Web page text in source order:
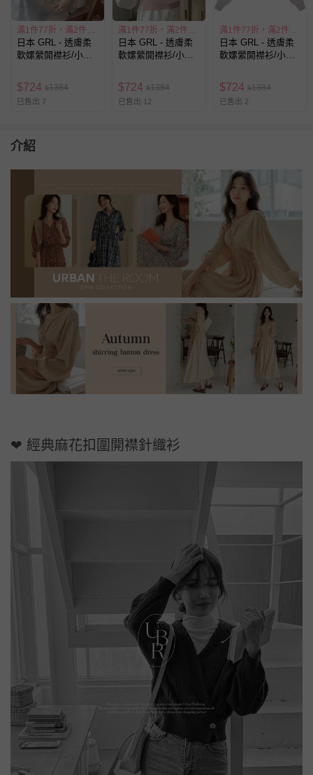
滿1件77折，滿2件55折
日本 GRL - 透膚柔
軟嫘縈開襟衫/小外
$724 $1384
已售出 7
滿1件77折，滿2件55折
日本 GRL - 透膚柔
軟嫘縈開襟衫/小外
$724 $1384
已售出 12
滿1件77折，滿2件55折
日本 GRL - 透膚柔
軟嫘縈開襟衫/小外
$724 $1384
已售出 2
介紹
❤ 經典麻花扣圍開襟針織衫